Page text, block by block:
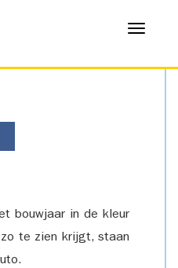
Menu
bouwjaar in de kleur
te zien krijgt, staan